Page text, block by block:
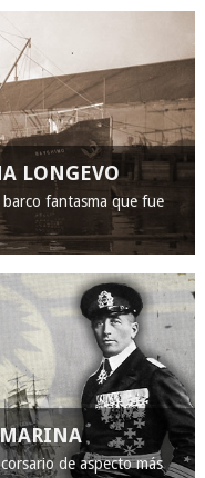
LONGEVO
fantasma que fue
de aspecto más